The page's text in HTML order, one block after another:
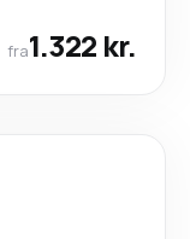
fra1.322 kr.